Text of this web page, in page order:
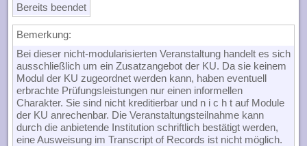
Bereits beendet
Bemerkung:
Bei dieser nicht-modularisierten Veranstaltung handelt es sich
ausschließlich um ein Zusatzangebot der KU. Da sie keinem
Modul der KU zugeordnet werden kann, haben eventuell
erbrachte Prüfungsleistungen nur einen informellen
Charakter. Sie sind nicht kreditierbar und n i c h t auf Module
der KU anrechenbar. Die Veranstaltungsteilnahme kann
durch die anbietende Institution schriftlich bestätigt werden,
eine Ausweisung im Transcript of Records ist nicht möglich.